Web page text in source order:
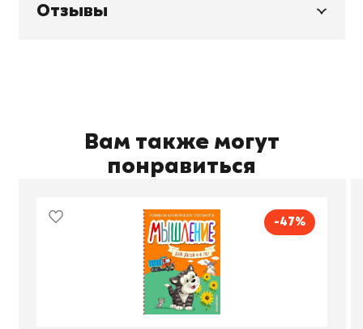
Отзывы
Вам также могут
понравиться
-47%